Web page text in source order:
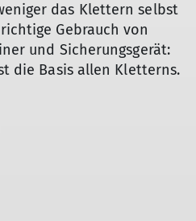
das Klettern selbst
Gebrauch von
und Sicherungsgerät:
die Basis allen Kletterns.